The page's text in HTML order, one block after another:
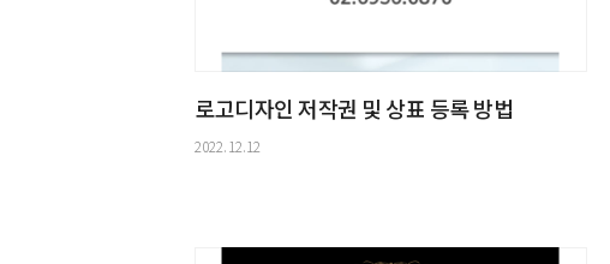
로고디자인 저작권 및 상표 등록 방법
2022.12.12